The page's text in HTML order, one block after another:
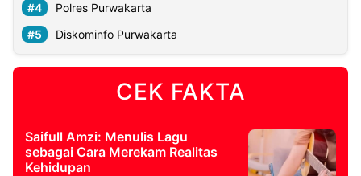
Polres Purwakarta
Diskominfo Purwakarta
CEK FAKTA
Saifull Amzi: Menulis Lagu
sebagai Cara Merekam Realitas
Kehidupan